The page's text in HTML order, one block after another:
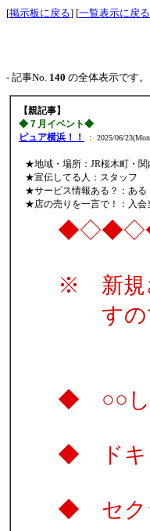
[掲示板に戻る] [一覧表示に戻る
- 記事No. 140 の全体表示です。
【親記事】
◆７月イベント◆
ピュア横浜！！
： 2025/06/
★地域・場所：JR桜木町・
★宣伝してる人：スタッフ
★サービス情報ある？：ある
★店の売りを一言で！：入会
※ 新規
すので
※営業
◆ ○○
◆ ド
◆ セ